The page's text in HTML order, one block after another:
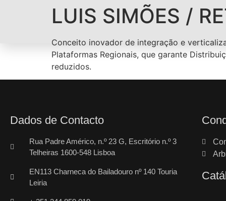
LUIS SIMÕES /
Conceito inovador de integração e
Plataformas Regionais, que garante
reduzidos.
Dados de Contacto
Rua Padre Américo, n.º 23 G, Escritório n.º 3
Telheiras 1600-548 Lisboa
EN113 Charneca do Bailadouro nº 140 Touria
Leiria